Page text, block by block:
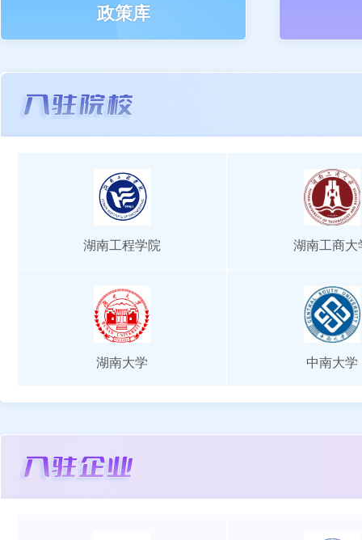
政策库
湖南工程学院 湖南工商大
湖南大学 中南大学